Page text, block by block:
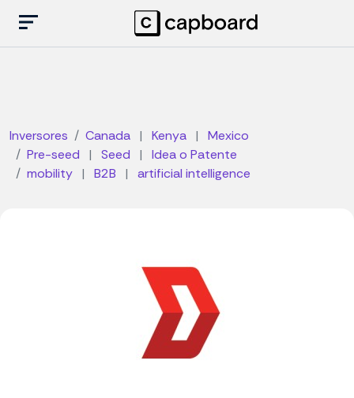
Inversores Canada | Kenya |
Mexico
Pre-seed
| Seed |
Idea o Patente
mobility | B2B | artificial intelligence